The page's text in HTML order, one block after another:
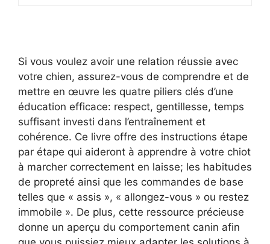
Si vous voulez avoir une relation réussie avec
votre chien, assurez-vous de comprendre et de
mettre en œuvre les quatre piliers clés d’une
éducation efficace: respect, gentillesse, temps
suffisant investi dans l’entraînement et
cohérence. Ce livre offre des instructions étape
par étape qui aideront à apprendre à votre chiot
à marcher correctement en laisse; les habitudes
de propreté ainsi que les commandes de base
telles que « assis », « allongez-vous » ou restez
immobile ». De plus, cette ressource précieuse
donne un aperçu du comportement canin afin